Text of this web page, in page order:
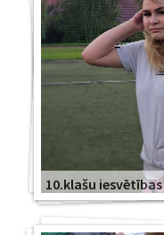
10.klašu iesvētības